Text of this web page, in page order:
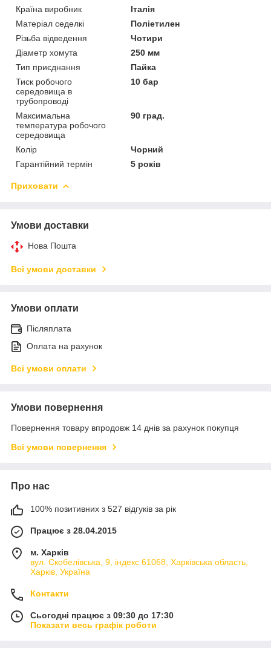
Країна виробник
Італія
Матеріал седелкі
Поліетилен
Різьба відведення
Чотири
Діаметр хомута
250 мм
Тип приєднання
Пайка
Тиск робочого
середовища в
трубопроводі
10 бар
Максимальна
температура робочого
середовища
90 град.
Колір
Чорний
Гарантійний термін
5 років
Приховати
Умови доставки
Нова Пошта
Всі умови доставки
Умови оплати
Післяплата
Оплата на рахунок
Всі умови оплати
Умови повернення
Повернення товару впродовж 14 днів за рахунок покупця
Всі умови повернення
Про нас
100% позитивних з 527 відгуків за рік
Працює з 28.04.2015
м. Харків
вул. Скобелівська, 9, індекс 61068, Харківська область,
Харків, Україна
Контакти
Сьогодні працює з 09:30 до 17:30
Показати весь графік роботи